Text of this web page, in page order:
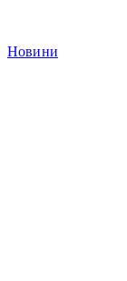
Новини